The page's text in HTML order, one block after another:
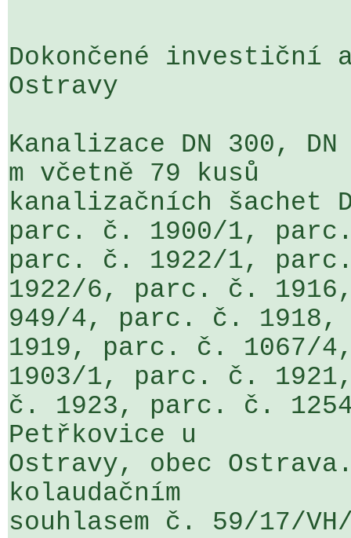
Dokončené investiční
Ostravy
Kanalizace DN 300,
m včetně 79 kusů
kanalizačních šachet
parc. č. 1900/1,
parc. č. 1922/1,
1922/6, parc. č.
949/4, parc. č.
1919, parc. č. 1067/
1903/1, parc. č.
č. 1923, parc. č.
Petřkovice u
Ostravy, obec
kolaudačním
souhlasem č. 59/17/